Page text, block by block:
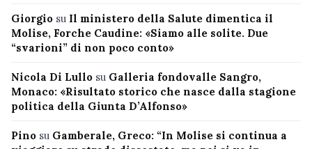
Giorgio su Il ministero della Salute dimentica il
Molise, Forche Caudine: «Siamo alle solite. Due
“svarioni” di non poco conto»
Nicola Di Lullo su Galleria fondovalle Sangro,
Monaco: «Risultato storico che nasce dalla stagione
politica della Giunta D’Alfonso»
Pino su Gamberale, Greco: “In Molise si continua a